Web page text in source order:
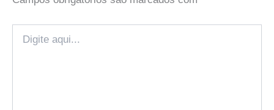
aqui...